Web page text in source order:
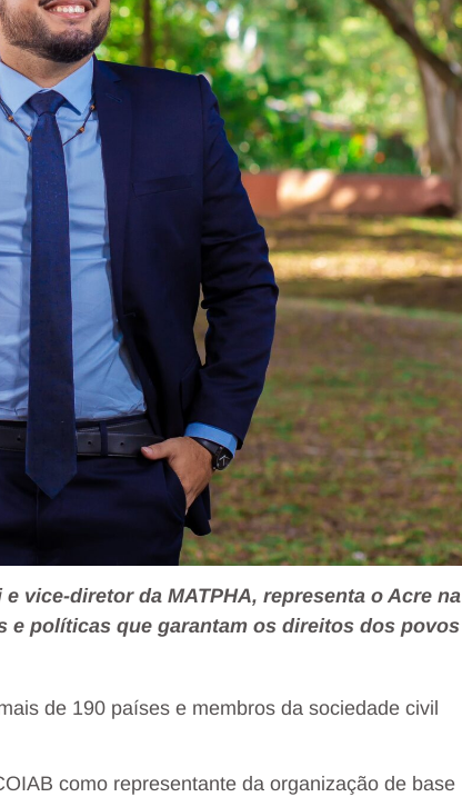
vice-diretor da MATPHA, representa o Acre na
e políticas que garantam os direitos dos povos
de 190 países e membros da sociedade civil
como representante da organização de base